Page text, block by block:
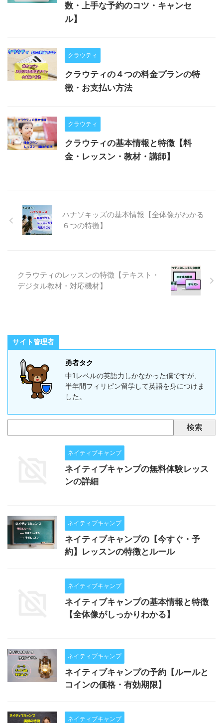
数・上手な予約のコツ・キャンセ
ル】
クラウティ
クラウティの４つの料金プランの特
徴・お支払い方法
クラウティ
クラウティの基本情報と特徴【料
金・レッスン・教材・講師】
ハナソキッズの基本情報【全体像がわかる
６つの特徴】
クラウティのレッスンの特徴【テキスト・
デジタル教材・対応機材】
サイト管理者
勇者タク
中1レベルの英語力しかなかった僕ですが、
半年間フィリピン留学して英語を身につけま
した。
検索
ネイティブキャンプ
ネイティブキャンプの無料体験レッス
ンの詳細
ネイティブキャンプ
ネイティブキャンプの【今すぐ・予
約】レッスンの特徴とルール
ネイティブキャンプ
ネイティブキャンプの基本情報と特徴
【全体像がしっかりわかる】
ネイティブキャンプ
ネイティブキャンプの予約【ルールと
コインの価格・有効期限】
ネイティブキャンプ